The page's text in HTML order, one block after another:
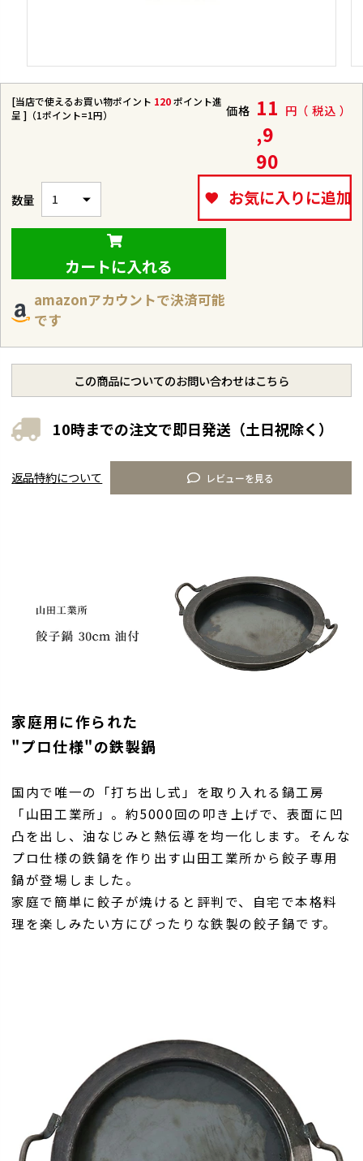
[当店で使えるお買い物ポイント 120ポイント進
呈 ]（1ポイント=1円）
価格 11
,9
90
税込
お気に入りに追加
カートに入れる
amazonアカウントで決済可能
です
10時までの注文で即日発送（土日祝除く）
この商品についてのお問い合わせはこちら
レビューを見る
返品特約について
家庭用に作られた
"プロ仕様"の鉄製鍋
国内で唯一の「打ち出し式」を取り入れる鍋工房
「山田工業所」。約5000回の叩き上げで、表面に凹
凸を出し、油なじみと熱伝導を均一化します。そんな
プロ仕様の鉄鍋を作り出す山田工業所から餃子専用
鍋が登場しました。
家庭で簡単に餃子が焼けると評判で、自宅で本格料
理を楽しみたい方にぴったりな鉄製の餃子鍋です。